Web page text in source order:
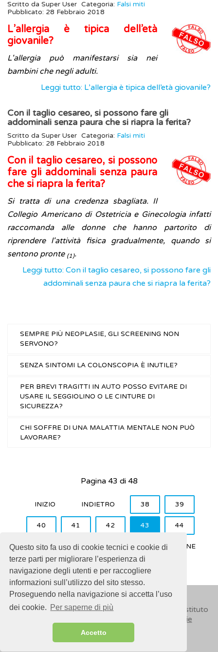
Questo sito fa uso di cookie tecnici e cookie di
terze parti per migliorare l’esperienza di
navigazione degli utenti e per raccogliere
informazioni sull’utilizzo del sito stesso.
Proseguendo nella navigazione si accetta l’uso
dei cookie. Per saperne di più
Accetto
Scritto da Super User Categoria: Falsi miti
Pubblicato: 28 Febbraio 2018
L’allergia è tipica dell’età
giovanile?
L'allergia può manifestarsi sia nei
bambini che negli adulti.
Leggi tutto: L’allergia è tipica dell’età giovanile?
Con il taglio cesareo, si possono fare gli
addominali senza paura che si riapra la ferita?
Scritto da Super User Categoria: Falsi miti
Pubblicato: 28 Febbraio 2018
Con il taglio cesareo, si possono
fare gli addominali senza paura
che si riapra la ferita?
Si tratta di una credenza sbagliata. Il
Collegio Americano di Ostetricia e Ginecologia infatti
raccomanda alle donne che hanno partorito di
riprendere l'attività fisica gradualmente, quando si
sentono pronte (1).
Leggi tutto: Con il taglio cesareo, si possono fare gli
addominali senza paura che si riapra la ferita?
SEMPRE PIÙ NEOPLASIE, GLI SCREENING NON
SERVONO?
SENZA SINTOMI LA COLONSCOPIA È INUTILE?
PER BREVI TRAGITTI IN AUTO POSSO EVITARE DI
USARE IL SEGGIOLINO O LE CINTURE DI
SICUREZZA?
CHI SOFFRE DI UNA MALATTIA MENTALE NON PUÒ
LAVORARE?
Pagina 43 di 48
INIZIO INDIETRO 38 39
40 41 42 43 44
45 46 47 AVANTI FINE
© 2018ISSalute - Sito sviluppato e gestito dall’Istituto
Cookie